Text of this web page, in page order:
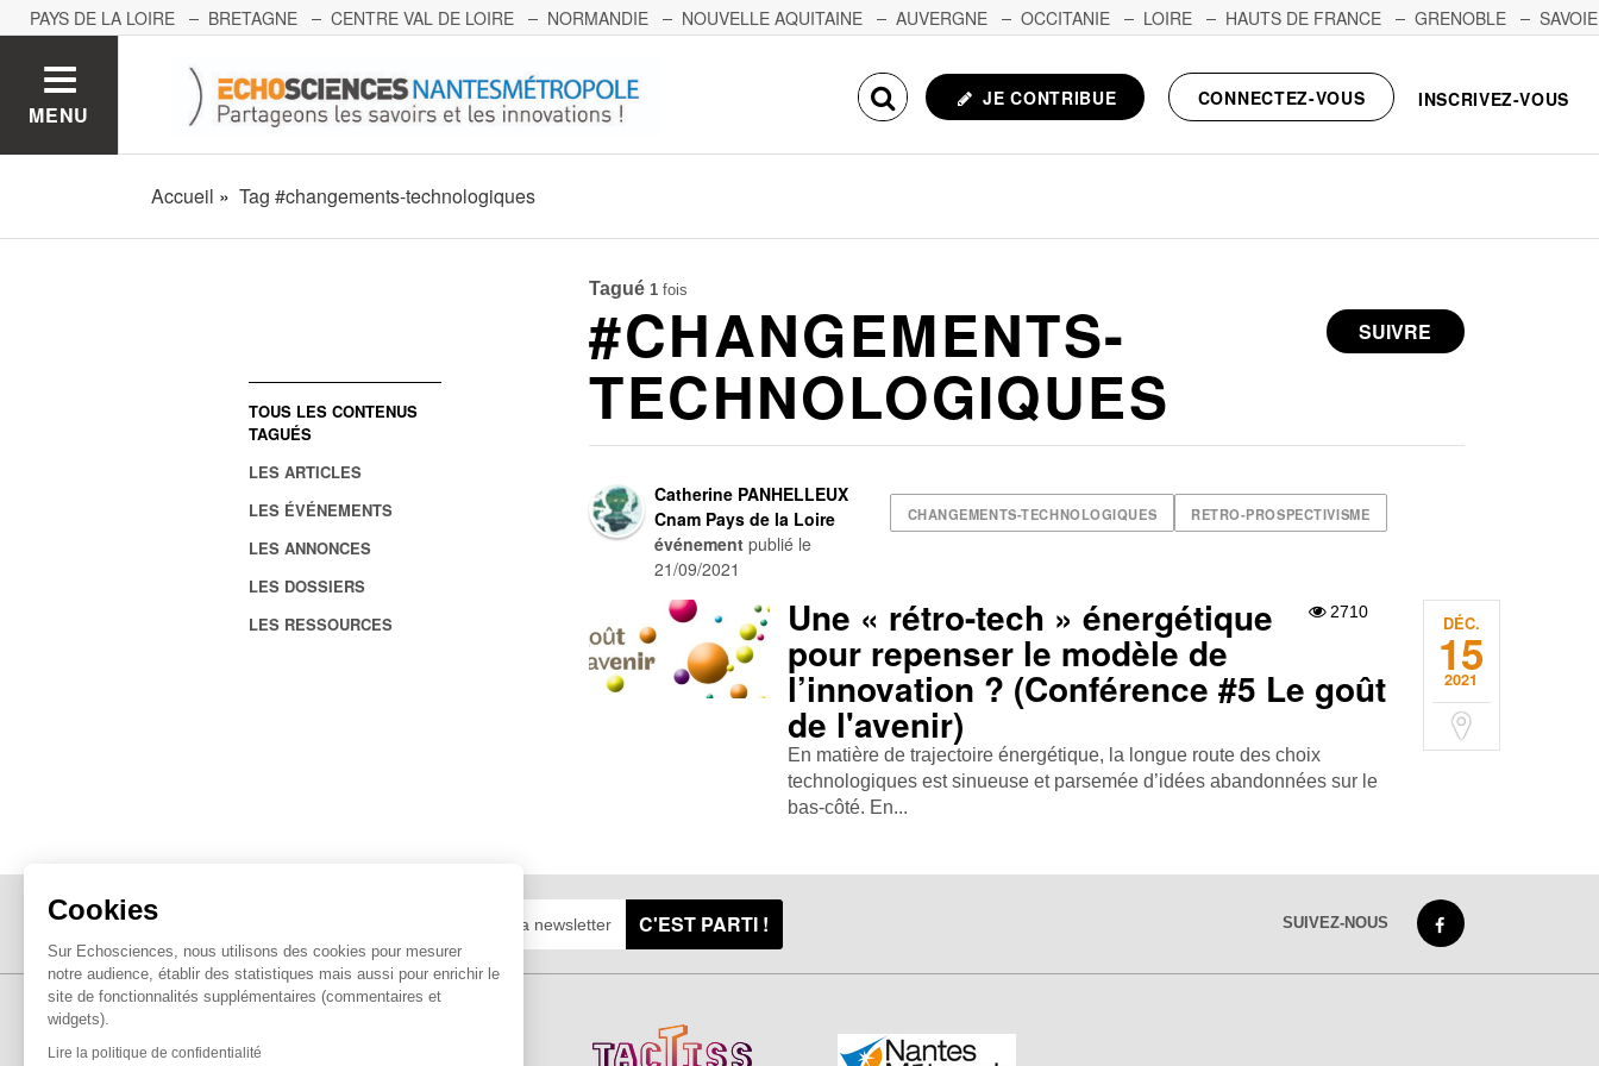
Cookies
Sur Echosciences, nous utilisons des cookies pour mesurer
notre audience, établir des statistiques mais aussi pour enrichir le
site de fonctionnalités supplémentaires (commentaires et
widgets).
Lire la politique de confidentialité
PAYS DE LA LOIRE BRETAGNE CENTRE VAL DE LOIRE NORMANDIE NOUVELLE AQUITAINE AUVERGNE OCCITANIE LOIRE HAUTS DE FRANCE GRENOBLE
SAVOIE
MENU
JE CONTRIBUE CONNECTEZ-VOUS INSCRIVEZ-VOUS
Accueil Tag #changements-technologiques
TOUS LES CONTENUS
TAGUÉS
LES ARTICLES
LES ÉVÉNEMENTS
LES ANNONCES
LES DOSSIERS
LES RESSOURCES
Tagué 1 fois
SUIVRE
#CHANGEMENTS-
TECHNOLOGIQUES
CHANGEMENTS-TECHNOLOGIQUES RETRO-PROSPECTIVISME
Catherine PANHELLEUX
Cnam Pays de la Loire
événement publié le
21/09/2021
DÉC.
15
2021
2710
Une « rétro-tech » énergétique
pour repenser le modèle de
l’innovation ? (Conférence #5 Le goût
de l'avenir)
En matière de trajectoire énergétique, la longue route des choix
technologiques est sinueuse et parsemée d’idées abandonnées sur le
bas-côté. En...
C'EST PARTI ! SUIVEZ-NOUS